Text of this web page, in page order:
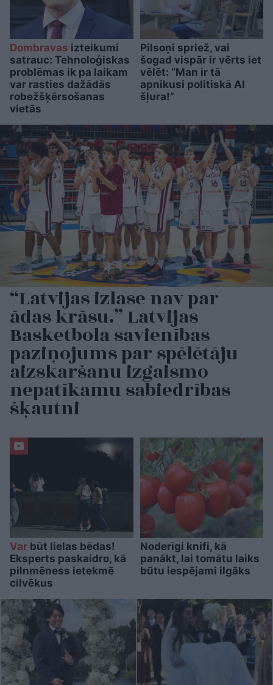
Dombravas izteikumi
satrauc: Tehnoloģiskas
problēmas ik pa laikam
var rasties dažādās
robežšķērsošanas
vietās
Pilsoņi spriež, vai
šogad vispār ir vērts iet
vēlēt: “Man ir tā
apnikusi politiskā AI
šļura!”
“Latvijas izlase nav par
ādas krāsu.” Latvijas
Basketbola savienības
paziņojums par spēlētāju
aizskaršanu izgaismo
nepatīkamu sabiedrības
šķautni
Var būt lielas bēdas!
Eksperts paskaidro, kā
pilnmēness ietekmē
cilvēkus
Noderīgi knifi, kā
panākt, lai tomātu laiks
būtu iespējami ilgāks